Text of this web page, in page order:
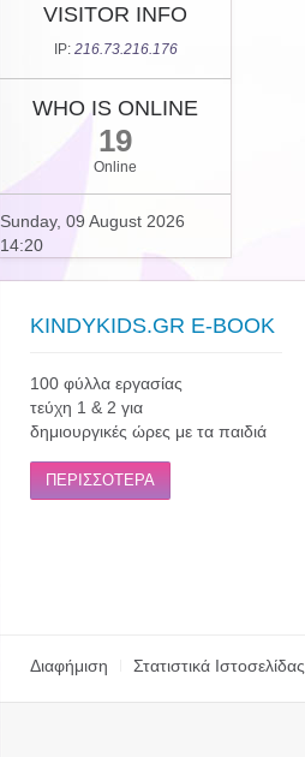
VISITOR INFO
IP: 216.73.216.176
WHO IS ONLINE
19
Online
Sunday, 09 August 2026
14:20
KINDYKIDS.GR E-BOOK
100 φύλλα εργασίας
τεύχη 1 & 2 για
δημιουργικές ώρες με τα παιδιά
ΠΕΡΙΣΣΟΤΕΡΑ
Διαφήμιση Στατιστικά Ιστοσελίδας